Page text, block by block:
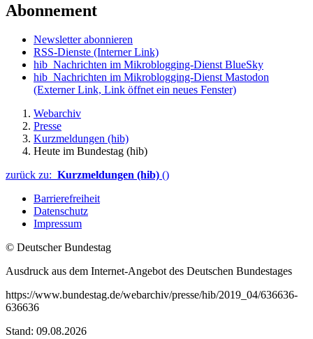
Abonnement
Newsletter abonnieren
RSS-Dienste (Interner Link)
hib_Nachrichten im Mikroblogging-Dienst BlueSky
hib_Nachrichten im Mikroblogging-Dienst Mastodon
(Externer Link, Link öffnet ein neues Fenster)
Webarchiv
Presse
Kurzmeldungen (hib)
Heute im Bundestag (hib)
zurück zu: Kurzmeldungen (hib) ()
Barrierefreiheit
Datenschutz
Impressum
© Deutscher Bundestag
Ausdruck aus dem Internet-Angebot des Deutschen Bundestages
https://www.bundestag.de/webarchiv/presse/hib/2019_04/636636-
636636
Stand: 09.08.2026